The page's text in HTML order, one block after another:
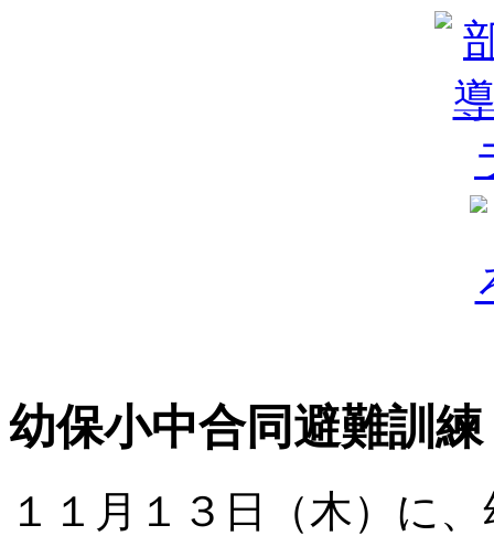
幼保小中合同避難訓
１１月１３日（木）に